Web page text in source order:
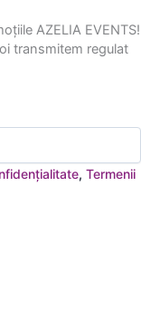
AZELIA EVENTS!
transmitem regulat
, Termenii